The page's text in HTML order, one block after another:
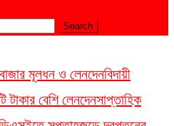
মূলধন ও লেনদেনবিদায়ী
বেশি লেনদেনসাপ্তাহিক